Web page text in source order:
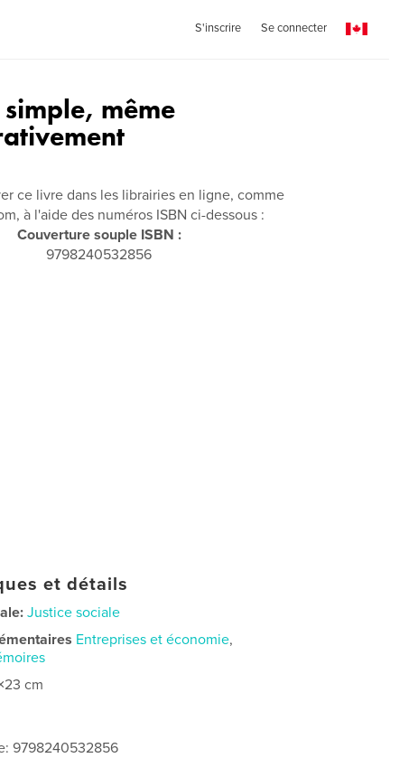
S'inscrire Se connecter
simple, même
ce livre dans les librairies en ligne, comme
à l'aide des numéros ISBN ci-dessous :
Couverture souple ISBN :
9798240532856
et détails
Justice sociale
Entreprises et économie,
cm
9798240532856